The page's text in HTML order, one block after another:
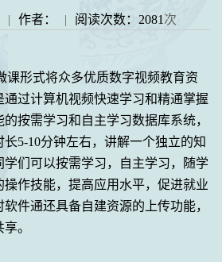
| 作者： | 阅读次数： 2081 次
课形式将众多优质数字视频教育资
过计算机视频快速学习和精通掌握
按需学习和自主学习数据库系统，
长5-10分钟左右，讲解一个独立的知
们可以按需学习，自主学习，随学
操作技能，提高应用水平，促进就业
件通还具备自建资源的上传功能，
。